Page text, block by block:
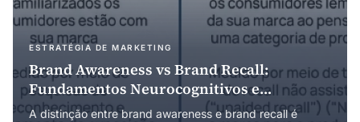
ESTRATÉGIA DE MARKETING
Brand Awareness vs Brand Recall:
Fundamentos Neurocognitivos e
Implicações Estratégicas para Redução de
A distinção entre brand awareness e brand recall é